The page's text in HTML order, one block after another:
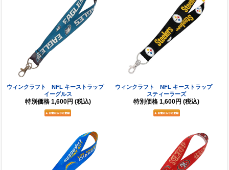
ウィンクラフト NFL キーストラップ
イーグルス
特別価格 1,600円 (税込)
ウィンクラフト NFL キーストラップ
スティーラーズ
特別価格 1,600円 (税込)